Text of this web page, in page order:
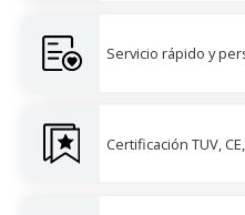
Servicio rápido y
Certificación TUV,